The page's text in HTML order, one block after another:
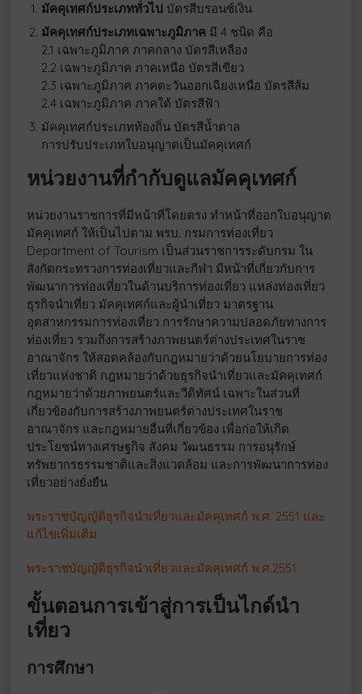
มัคคุเทศก์ประเภททั่วไป บัตรสีบรอนซ์เงิน
มัคคุเทศก์ประเภทเฉพาะภูมิภาค มี 4 ชนิด คือ
2.1 เฉพาะภูมิภาค ภาคกลาง บัตรสีเหลือง
2.2 เฉพาะภูมิภาค ภาคเหนือ บัตรสีเขียว
2.3 เฉพาะภูมิภาค ภาคตะวันออกเฉียงเหนือ บัตรสีส้ม
2.4 เฉพาะภูมิภาค ภาคใต้ บัตรสีฟ้า
มัคคุเทศก์ประเภทท้องถิ่น บัตรสีน้ำตาล
การปรับประเภทใบอนุญาตเป็นมัคคุเทศก์
หน่วยงานที่กำกับดูแลมัคคุเทศก์
หน่วยงานราชการที่มีหน้าที่โดยตรง ทำหน้าที่ออกใบอนุญาต
มัคคุเทศก์ ให้เป็นไปตาม พรบ. กรมการท่องเที่ยว
Department of Tourism เป็นส่วนราชการระดับกรม ใน
สังกัดกระทรวงการท่องเที่ยวและกีฬา มีหน้าที่เกี่ยวกับการ
พัฒนาการท่องเที่ยวในด้านบริการท่องเที่ยว แหล่งท่องเที่ยว
ธุรกิจนำเที่ยว มัคคุเทศก์และผู้นำเที่ยว มาตรฐาน
อุตสาหกรรมการท่องเที่ยว การรักษาความปลอดภัยทางการ
ท่องเที่ยว รวมถึงการสร้างภาพยนตร์ต่างประเทศในราช
อาณาจักร ให้สอดคล้องกับกฎหมายว่าด้วยนโยบายการท่อง
เที่ยวแห่งชาติ กฎหมายว่าด้วยธุรกิจนำเที่ยวและมัคคุเทศก์
กฎหมายว่าด้วยภาพยนตร์และวีดิทัศน์ เฉพาะในส่วนที่
เกี่ยวข้องกับการสร้างภาพยนตร์ต่างประเทศในราช
อาณาจักร และกฎหมายอื่นที่เกี่ยวข้อง เพื่อก่อให้เกิด
ประโยชน์ทางเศรษฐกิจ สังคม วัฒนธรรม การอนุรักษ์
ทรัพยากรธรรมชาติและสิ่งแวดล้อม และการพัฒนาการท่อง
เที่ยวอย่างยั่งยืน
พระราชบัญญัติธุรกิจนำเที่ยวและมัคคุเทศก์ พ.ศ. 2551 และ
แก้ไขเพิ่มเติม
พระราชบัญญัติธุรกิจนำเที่ยวและมัคคุเทศก์ พ.ศ.2551
ขั้นตอนการเข้าสู่การเป็นไกด์นำ
เที่ยว
การศึกษา